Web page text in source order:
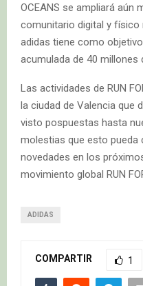
OCEANS se ampliará aún
comunitario digital y físico
adidas tiene como
acumulada de 40 millones
Las actividades de RUN
la ciudad de Valencia que
visto pospuestas hasta
molestias que esto pueda
novedades en los
movimiento global RUN
ADIDAS
COMPARTIR 1